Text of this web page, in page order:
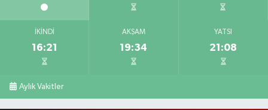
İKINDI
16:21
AKŞAM
19:34
YATSI
21:08
Aylık Vakitler